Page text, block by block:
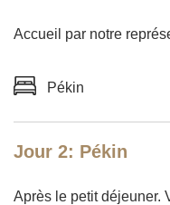
Accueil par notre
Pékin
Jour 2: Pékin
Après le petit déjeuner.